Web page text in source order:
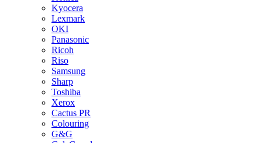
Kyocera
Lexmark
OKI
Panasonic
Ricoh
Riso
Samsung
Sharp
Toshiba
Xerox
Cactus PR
Colouring
G&G